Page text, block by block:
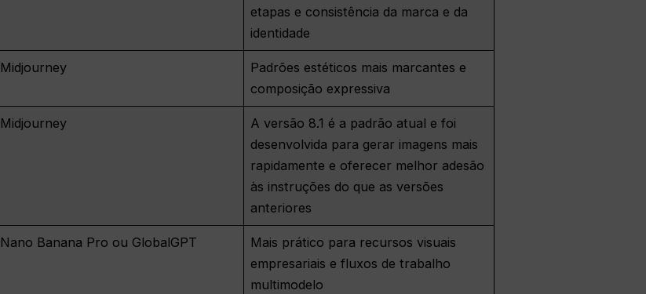
etapas e consistência da marca e da
identidade
Midjourney
Padrões estéticos mais marcantes e
composição expressiva
Midjourney
A versão 8.1 é a padrão atual e foi
desenvolvida para gerar imagens mais
rapidamente e oferecer melhor adesão
às instruções do que as versões
anteriores
Nano Banana Pro ou GlobalGPT
Mais prático para recursos visuais
empresariais e fluxos de trabalho
multimodelo